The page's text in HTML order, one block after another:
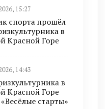
15:27
спорта прошёл
в
Красной Горе
14:43
в
Красной Горе
старты»